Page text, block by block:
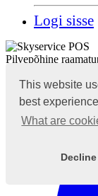
This website
best
What are
Decline
Logi sisse
Pilvepõhine